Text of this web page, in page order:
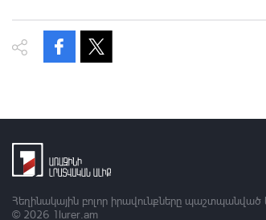
Հեղինակային բոլոր իրավունքները պաշտպանված
© 2026 1lurer.am